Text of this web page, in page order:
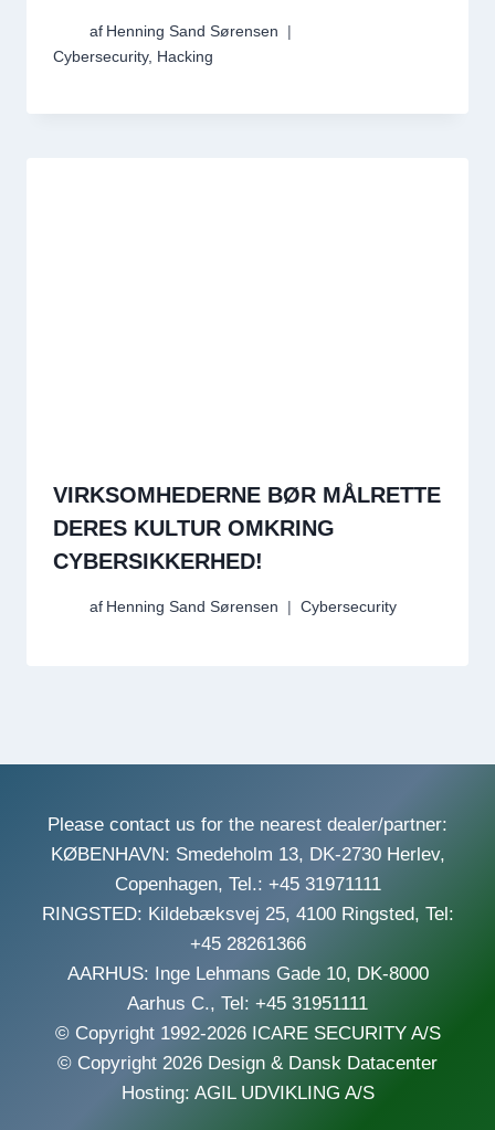
af Henning Sand Sørensen
Cybersecurity, Hacking
VIRKSOMHEDERNE BØR MÅLRETTE
DERES KULTUR OMKRING
CYBERSIKKERHED!
af Henning Sand Sørensen Cybersecurity
Please contact us for the nearest dealer/partner:
KØBENHAVN: Smedeholm 13, DK-2730 Herlev,
Copenhagen, Tel.: +45 31971111
RINGSTED: Kildebæksvej 25, 4100 Ringsted, Tel:
+45 28261366
AARHUS: Inge Lehmans Gade 10, DK-8000
Aarhus C., Tel: +45 31951111
© Copyright 1992-2026 ICARE SECURITY A/S
© Copyright 2026 Design & Dansk Datacenter
Hosting: AGIL UDVIKLING A/S